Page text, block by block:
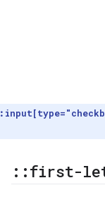
:
::first-